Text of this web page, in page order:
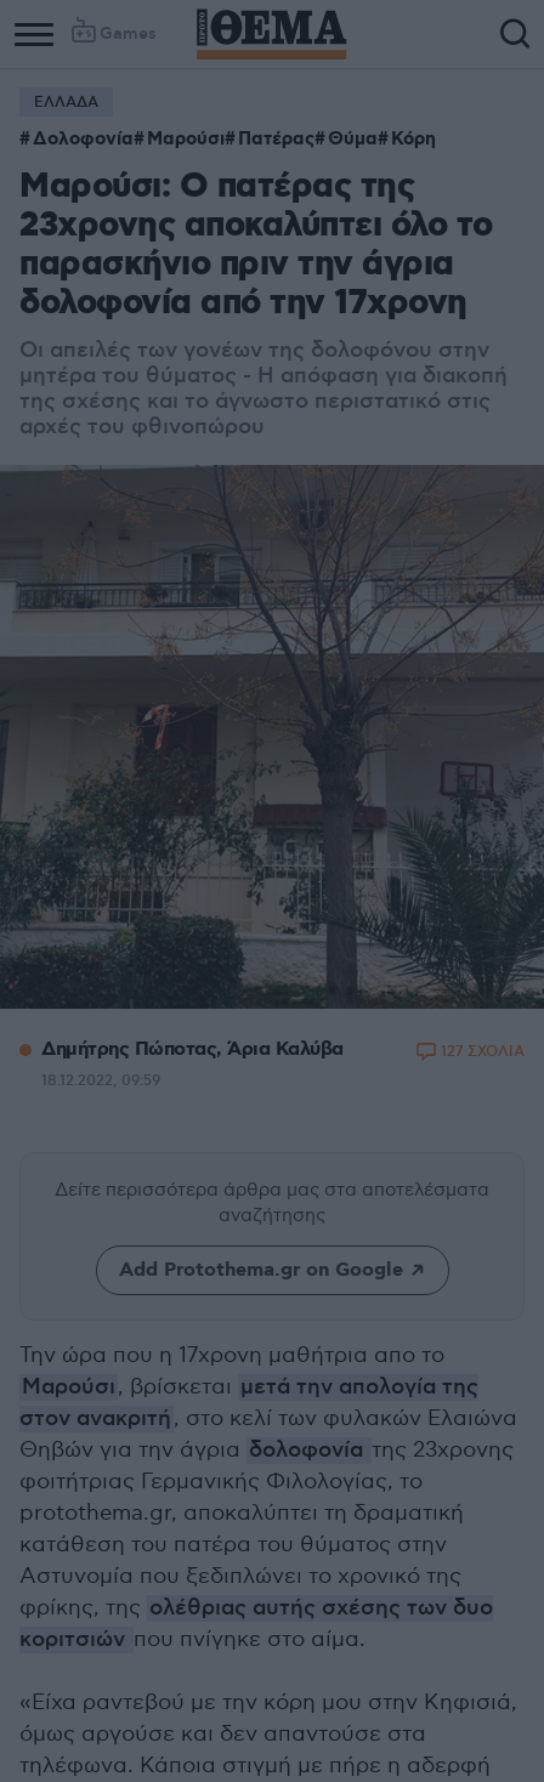
Games
Column
1
Column
2
ΕΛΛΑΔΑ
Δολοφονία Μαρούσι Πατέρας Θύμα Κόρη
Μαρούσι: Ο πατέρας της
23χρονης αποκαλύπτει όλο το
παρασκήνιο πριν την άγρια
δολοφονία από την 17χρονη
Οι απειλές των γονέων της δολοφόνου στην
μητέρα του θύματος - Η απόφαση για διακοπή
της σχέσης και το άγνωστο περιστατικό στις
αρχές του φθινοπώρου
Δημήτρης Πώποτας, Άρια Καλύβα
18.12.2022, 09:59
127 ΣΧΟΛΙΑ
Δείτε περισσότερα άρθρα μας στα αποτελέσματα
αναζήτησης
Add Protothema.gr on Google
Την ώρα που η 17χρονη μαθήτρια απο το
Μαρούσι, βρίσκεται μετά την απολογία της
στον ανακριτή, στο κελί των φυλακών Ελαιώνα
Θηβών για την άγρια δολοφονία της 23χρονης
φοιτήτριας Γερμανικής Φιλολογίας, το
protothema.gr, αποκαλύπτει τη δραματική
κατάθεση του πατέρα του θύματος στην
Αστυνομία που ξεδιπλώνει το χρονικό της
φρίκης, της ολέθριας αυτής σχέσης των δυο
κοριτσιών που πνίγηκε στο αίμα.
«Είχα ραντεβού με την κόρη μου στην Κηφισιά,
όμως αργούσε και δεν απαντούσε στα
τηλέφωνα. Κάποια στιγμή με πήρε η αδερφή